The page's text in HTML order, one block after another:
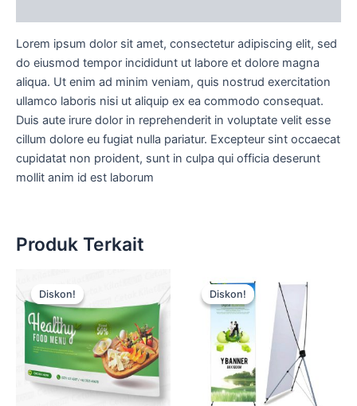
Lorem ipsum dolor sit amet, consectetur adipiscing elit, sed
do eiusmod tempor incididunt ut labore et dolore magna
aliqua. Ut enim ad minim veniam, quis nostrud exercitation
ullamco laboris nisi ut aliquip ex ea commodo consequat.
Duis aute irure dolor in reprehenderit in voluptate velit esse
cillum dolore eu fugiat nulla pariatur. Excepteur sint occaecat
cupidatat non proident, sunt in culpa qui officia deserunt
mollit anim id est laborum
Produk Terkait
Diskon!
Diskon!aslinya
adalah:
Rp15.000.adalah:
Rp12.500.
Diskon!
Diskon!aslinya
adalah:
Rp15.000.
saat
ini
adalah:
Rp12.500.